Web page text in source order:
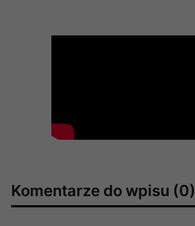
Komentarze do wpisu (0)